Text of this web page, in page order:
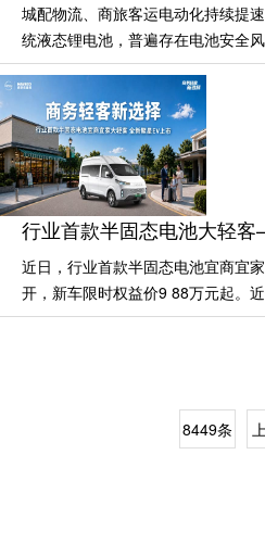
城配物流、商旅客运电动化持续提
统液态锂电池，普遍存在电池安全
行业首款半固态电池大轻
近日，行业首款半固态电池宜商宜
开，新车限时权益价9 88万元起。
8449条